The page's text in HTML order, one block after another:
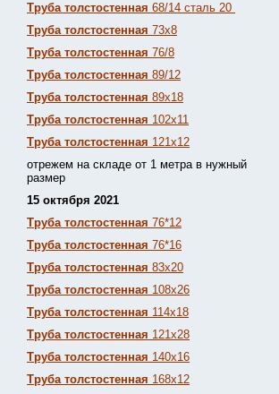
Труба толстостенная 68/14 сталь 20
Труба толстостенная 73х8
Труба толстостенная 76/8
Труба толстостенная 89/12
Труба толстостенная 89х18
Труба толстостенная 102х11
Труба толстостенная 121х12
отрежем на складе от 1 метра в нужный
размер
15 октября 2021
Труба толстостенная 76*12
Труба толстостенная 76*16
Труба толстостенная 83х20
Труба толстостенная 108х26
Труба толстостенная 114х18
Труба толстостенная 121х28
Труба толстостенная 140х16
Труба толстостенная 168х12